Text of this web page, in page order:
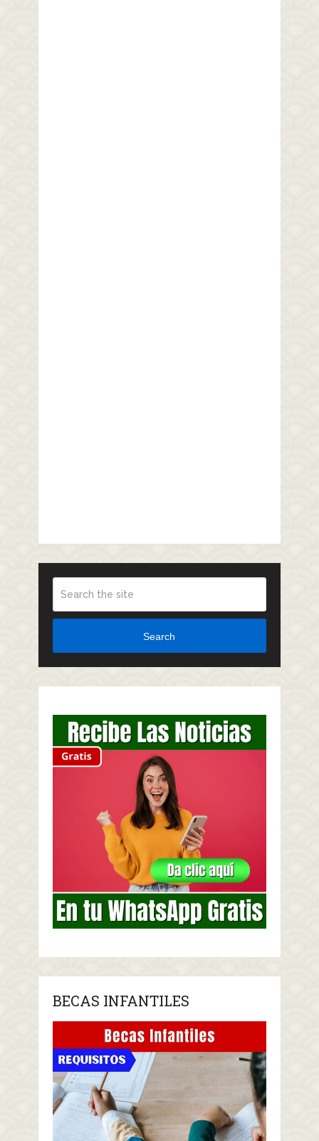
Search
BECAS INFANTILES